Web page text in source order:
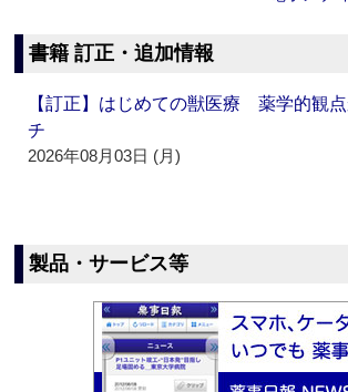
書籍 訂正・追加情報
【訂正】はじめての獣医療 薬学的観
チ
2026年08月03日 (月)
製品・サービス等